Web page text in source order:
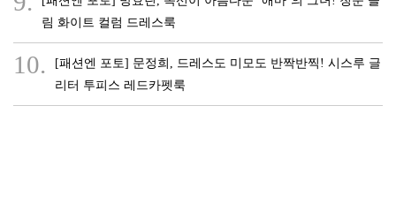
림 화이트 컬럼 드레스룩
10.
[패션엔 포토] 문정희, 드레스도 미모도 반짝반찍! 시스루 글
리터 투피스 레드카펫룩